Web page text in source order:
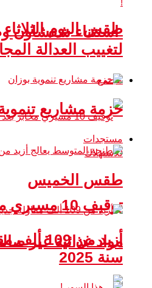
طقس اليوم الثلاثاء
مجتمع
توقيف 10
مواد غذائية غير
استثناء شفشاون
لتغييب العدالة
حزمة مشاريع
مستجدات
طقس الخميس
أزيد من
سنة 2025